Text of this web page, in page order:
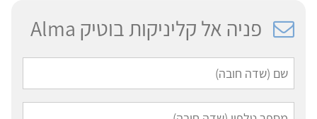
פניה אל קליניקות בוטיק Alma